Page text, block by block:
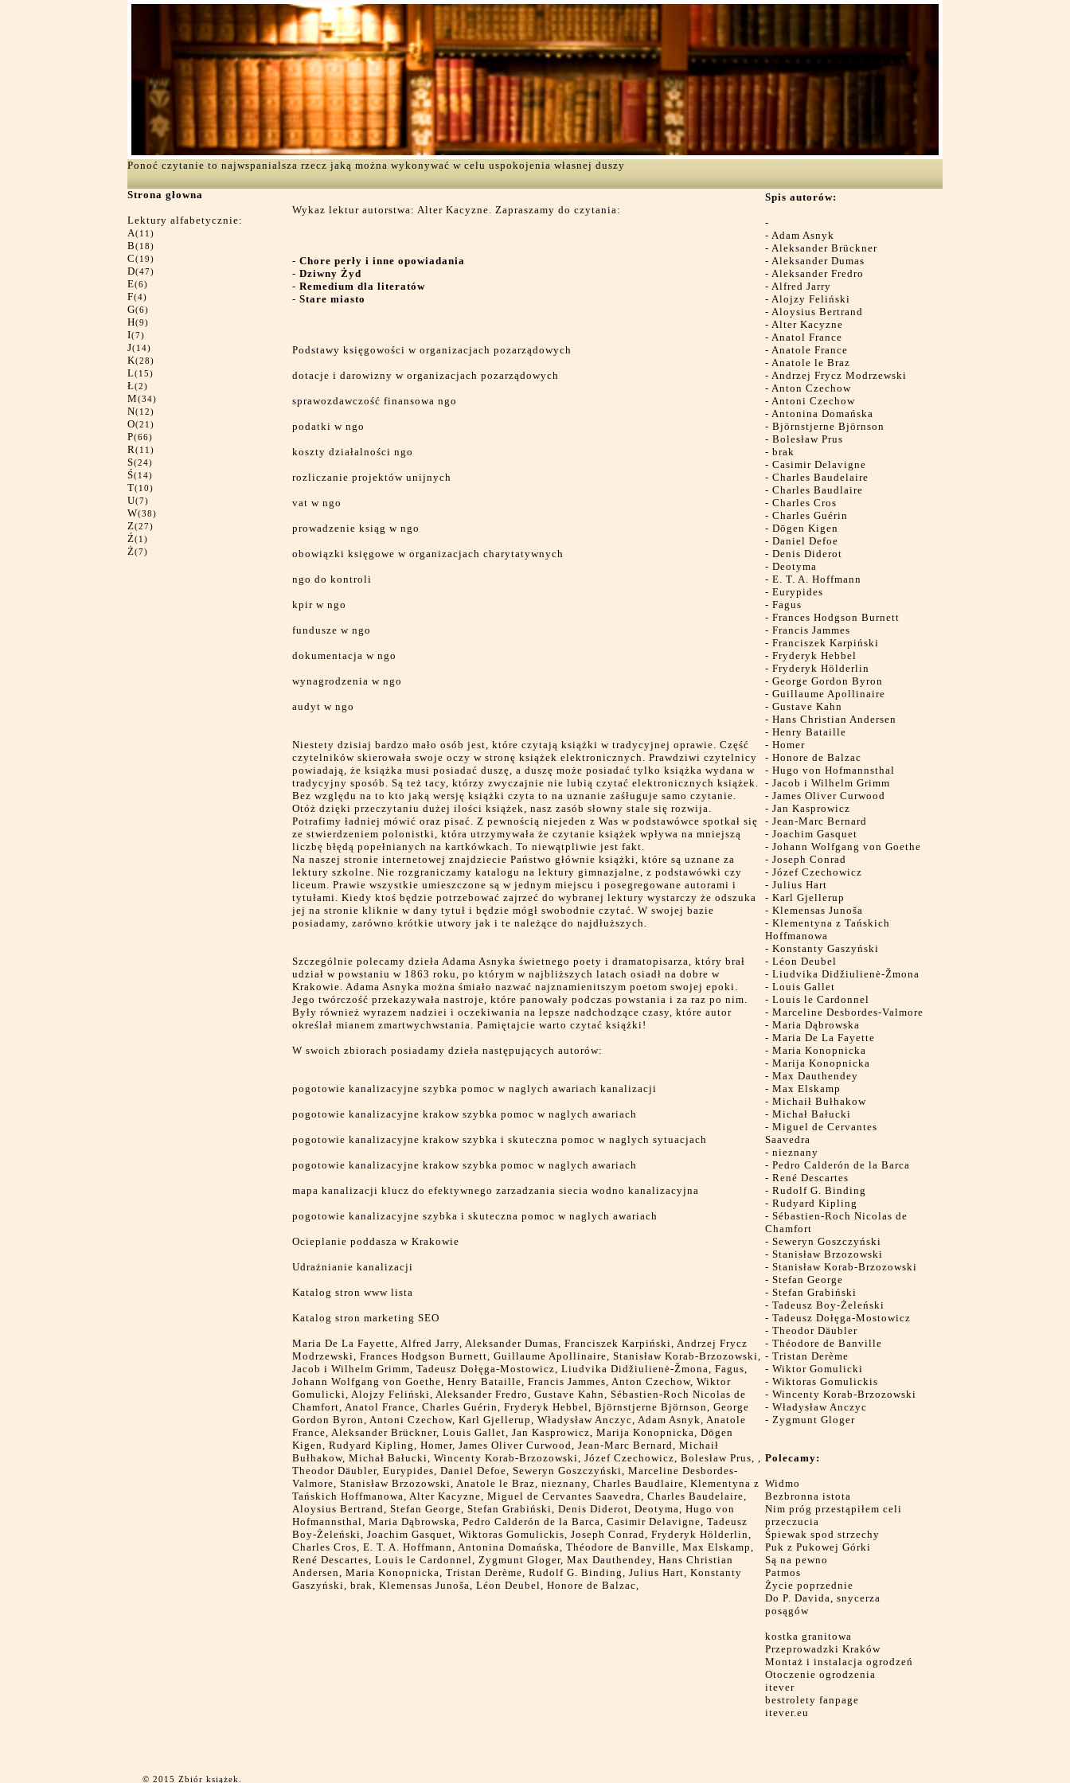
Ponoć czytanie to najwspanialsza rzecz jaką można wykonywać w celu uspokojenia własnej duszy
Strona głowna
Lektury alfabetycznie:
A(11)
B(18)
C(19)
D(47)
E(6)
F(4)
G(6)
H(9)
I(7)
J(14)
K(28)
L(15)
Ł(2)
M(34)
N(12)
O(21)
P(66)
R(11)
S(24)
Ś(14)
T(10)
U(7)
W(38)
Z(27)
Ź(1)
Ż(7)
Wykaz lektur autorstwa: Alter Kacyzne. Zapraszamy do czytania:
- Chore perły i inne opowiadania
- Dziwny Żyd
- Remedium dla literatów
- Stare miasto
Podstawy księgowości w organizacjach pozarządowych
dotacje i darowizny w organizacjach pozarządowych
sprawozdawczość finansowa ngo
podatki w ngo
koszty działalności ngo
rozliczanie projektów unijnych
vat w ngo
prowadzenie ksiąg w ngo
obowiązki księgowe w organizacjach charytatywnych
ngo do kontroli
kpir w ngo
fundusze w ngo
dokumentacja w ngo
wynagrodzenia w ngo
audyt w ngo
Niestety dzisiaj bardzo mało osób jest, które czytają książki w tradycyjnej oprawie. Część
czytelników skierowała swoje oczy w stronę książek elektronicznych. Prawdziwi czytelnicy
powiadają, że książka musi posiadać duszę, a duszę może posiadać tylko książka wydana w
tradycyjny sposób. Są też tacy, którzy zwyczajnie nie lubią czytać elektronicznych książek.
Bez względu na to kto jaką wersję książki czyta to na uznanie zaśługuje samo czytanie.
Otóż dzięki przeczytaniu dużej ilości książek, nasz zasób słowny stale się rozwija.
Potrafimy ładniej mówić oraz pisać. Z pewnością niejeden z Was w podstawówce spotkał się
ze stwierdzeniem polonistki, która utrzymywała że czytanie książek wpływa na mniejszą
liczbę błędą popełnianych na kartkówkach. To niewątpliwie jest fakt.
Na naszej stronie internetowej znajdziecie Państwo głównie książki, które są uznane za
lektury szkolne. Nie rozgraniczamy katalogu na lektury gimnazjalne, z podstawówki czy
liceum. Prawie wszystkie umieszczone są w jednym miejscu i posegregowane autorami i
tytułami. Kiedy ktoś będzie potrzebować zajrzeć do wybranej lektury wystarczy że odszuka
jej na stronie kliknie w dany tytuł i będzie mógł swobodnie czytać. W swojej bazie
posiadamy, zarówno krótkie utwory jak i te należące do najdłuższych.
Szczególnie polecamy dzieła Adama Asnyka świetnego poety i dramatopisarza, który brał
udział w powstaniu w 1863 roku, po którym w najbliższych latach osiadł na dobre w
Krakowie. Adama Asnyka można śmiało nazwać najznamienitszym poetom swojej epoki.
Jego twórczość przekazywała nastroje, które panowały podczas powstania i za raz po nim.
Były również wyrazem nadziei i oczekiwania na lepsze nadchodzące czasy, które autor
określał mianem zmartwychwstania. Pamiętajcie warto czytać książki!
W swoich zbiorach posiadamy dzieła następujących autorów:
pogotowie kanalizacyjne szybka pomoc w naglych awariach kanalizacji
pogotowie kanalizacyjne krakow szybka pomoc w naglych awariach
pogotowie kanalizacyjne krakow szybka i skuteczna pomoc w naglych sytuacjach
pogotowie kanalizacyjne krakow szybka pomoc w naglych awariach
mapa kanalizacji klucz do efektywnego zarzadzania siecia wodno kanalizacyjna
pogotowie kanalizacyjne szybka i skuteczna pomoc w naglych awariach
Ocieplanie poddasza w Krakowie
Udrażnianie kanalizacji
Katalog stron www lista
Katalog stron marketing SEO
Maria De La Fayette, Alfred Jarry, Aleksander Dumas, Franciszek Karpiński, Andrzej Frycz
Modrzewski, Frances Hodgson Burnett, Guillaume Apollinaire, Stanisław Korab-Brzozowski,
Jacob i Wilhelm Grimm, Tadeusz Dołęga-Mostowicz, Liudvika Didžiulienė-Žmona, Fagus,
Johann Wolfgang von Goethe, Henry Bataille, Francis Jammes, Anton Czechow, Wiktor
Gomulicki, Alojzy Feliński, Aleksander Fredro, Gustave Kahn, Sébastien-Roch Nicolas de
Chamfort, Anatol France, Charles Guérin, Fryderyk Hebbel, Björnstjerne Björnson, George
Gordon Byron, Antoni Czechow, Karl Gjellerup, Władysław Anczyc, Adam Asnyk, Anatole
France, Aleksander Brückner, Louis Gallet, Jan Kasprowicz, Marija Konopnicka, Dōgen
Kigen, Rudyard Kipling, Homer, James Oliver Curwood, Jean-Marc Bernard, Michaił
Bułhakow, Michał Bałucki, Wincenty Korab-Brzozowski, Józef Czechowicz, Bolesław Prus, ,
Theodor Däubler, Eurypides, Daniel Defoe, Seweryn Goszczyński, Marceline Desbordes-
Valmore, Stanisław Brzozowski, Anatole le Braz, nieznany, Charles Baudlaire, Klementyna z
Tańskich Hoffmanowa, Alter Kacyzne, Miguel de Cervantes Saavedra, Charles Baudelaire,
Aloysius Bertrand, Stefan George, Stefan Grabiński, Denis Diderot, Deotyma, Hugo von
Hofmannsthal, Maria Dąbrowska, Pedro Calderón de la Barca, Casimir Delavigne, Tadeusz
Boy-Żeleński, Joachim Gasquet, Wiktoras Gomulickis, Joseph Conrad, Fryderyk Hölderlin,
Charles Cros, E. T. A. Hoffmann, Antonina Domańska, Théodore de Banville, Max Elskamp,
René Descartes, Louis le Cardonnel, Zygmunt Gloger, Max Dauthendey, Hans Christian
Andersen, Maria Konopnicka, Tristan Derème, Rudolf G. Binding, Julius Hart, Konstanty
Gaszyński, brak, Klemensas Junoša, Léon Deubel, Honore de Balzac,
Spis autorów:
-
- Adam Asnyk
- Aleksander Brückner
- Aleksander Dumas
- Aleksander Fredro
- Alfred Jarry
- Alojzy Feliński
- Aloysius Bertrand
- Alter Kacyzne
- Anatol France
- Anatole France
- Anatole le Braz
- Andrzej Frycz Modrzewski
- Anton Czechow
- Antoni Czechow
- Antonina Domańska
- Björnstjerne Björnson
- Bolesław Prus
- brak
- Casimir Delavigne
- Charles Baudelaire
- Charles Baudlaire
- Charles Cros
- Charles Guérin
- Dōgen Kigen
- Daniel Defoe
- Denis Diderot
- Deotyma
- E. T. A. Hoffmann
- Eurypides
- Fagus
- Frances Hodgson Burnett
- Francis Jammes
- Franciszek Karpiński
- Fryderyk Hebbel
- Fryderyk Hölderlin
- George Gordon Byron
- Guillaume Apollinaire
- Gustave Kahn
- Hans Christian Andersen
- Henry Bataille
- Homer
- Honore de Balzac
- Hugo von Hofmannsthal
- Jacob i Wilhelm Grimm
- James Oliver Curwood
- Jan Kasprowicz
- Jean-Marc Bernard
- Joachim Gasquet
- Johann Wolfgang von Goethe
- Joseph Conrad
- Józef Czechowicz
- Julius Hart
- Karl Gjellerup
- Klemensas Junoša
- Klementyna z Tańskich
Hoffmanowa
- Konstanty Gaszyński
- Léon Deubel
- Liudvika Didžiulienė-Žmona
- Louis Gallet
- Louis le Cardonnel
- Marceline Desbordes-Valmore
- Maria Dąbrowska
- Maria De La Fayette
- Maria Konopnicka
- Marija Konopnicka
- Max Dauthendey
- Max Elskamp
- Michaił Bułhakow
- Michał Bałucki
- Miguel de Cervantes
Saavedra
- nieznany
- Pedro Calderón de la Barca
- René Descartes
- Rudolf G. Binding
- Rudyard Kipling
- Sébastien-Roch Nicolas de
Chamfort
- Seweryn Goszczyński
- Stanisław Brzozowski
- Stanisław Korab-Brzozowski
- Stefan George
- Stefan Grabiński
- Tadeusz Boy-Żeleński
- Tadeusz Dołęga-Mostowicz
- Theodor Däubler
- Théodore de Banville
- Tristan Derème
- Wiktor Gomulicki
- Wiktoras Gomulickis
- Wincenty Korab-Brzozowski
- Władysław Anczyc
- Zygmunt Gloger
Polecamy:
Widmo
Bezbronna istota
Nim próg przestąpiłem celi
przeczucia
Śpiewak spod strzechy
Puk z Pukowej Górki
Są na pewno
Patmos
Życie poprzednie
Do P. Davida, snycerza
posągów
kostka granitowa
Przeprowadzki Kraków
Montaż i instalacja ogrodzeń
Otoczenie ogrodzenia
itever
bestrolety fanpage
itever.eu
© 2015 Zbiór książek.